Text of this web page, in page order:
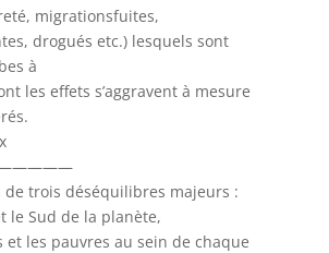
migrationsfuites,
drogués etc.) lesquels sont
à
les effets s’aggravent à mesure
de trois déséquilibres majeurs :
le Sud de la planète,
et les pauvres au sein de chaque